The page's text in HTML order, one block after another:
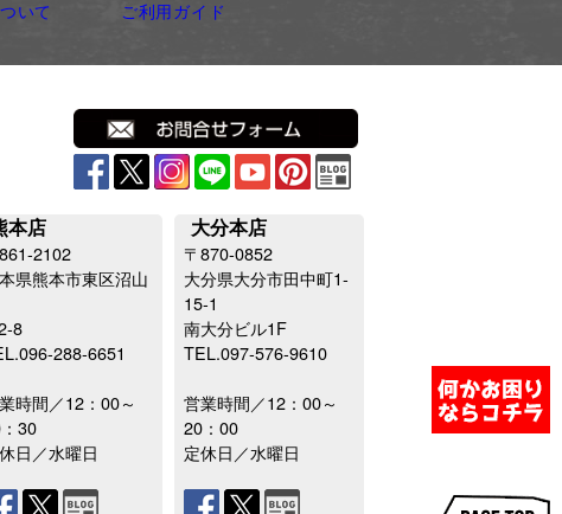
いて
ご利用ガイド
本店
2102
県熊本市東区沼山
8
288-6651
時間／12：00～
30
日／水曜日
大分本店
〒870-0852
大分県大分市田中町1-
15-1
南大分ビル1F
TEL.097-576-9610
営業時間／12：00～
20：00
定休日／水曜日